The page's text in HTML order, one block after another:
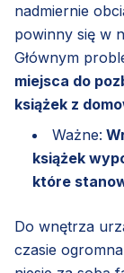
nadmiernie
powinny się w
Głównym
miejsca do
książek z
Ważne:
książek
które
Do wnętrza
czasie